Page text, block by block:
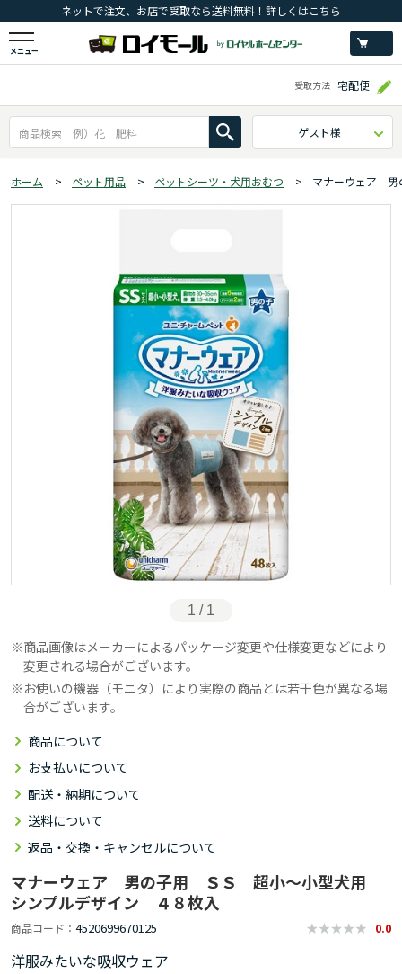
ネットで注文、お店で受取なら送料無料！詳しくはこちら
メニュー
受取方法 宅配便
ゲスト様
ホーム > ペット用品 > ペットシーツ・犬用おむつ > マナーウェア
1 / 1
商品画像はメーカーによるパッケージ変更や仕様変更などにより
変更される場合がございます。
お使いの機器（モニタ）により実際の商品とは若干色が異なる場
合がございます。
商品について
お支払いについて
配送・納期について
送料について
返品・交換・キャンセルについて
マナーウェア 男の子用 ＳＳ 超小～小型犬用
シンプルデザイン ４８枚入
商品コード 4520699670125 0.0
洋服みたいな吸収ウェア